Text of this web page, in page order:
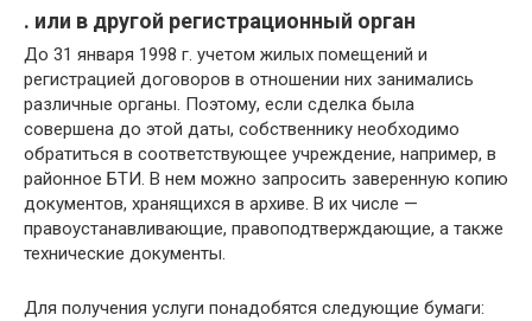
. или в другой регистрационный орган
До 31 января 1998 г. учетом жилых помещений и
регистрацией договоров в отношении них занимались
различные органы. Поэтому, если сделка была
совершена до этой даты, собственнику необходимо
обратиться в соответствующее учреждение, например, в
районное БТИ. В нем можно запросить заверенную копию
документов, хранящихся в архиве. В их числе —
правоустанавливающие, правоподтверждающие, а также
технические документы.
Для получения услуги понадобятся следующие бумаги: